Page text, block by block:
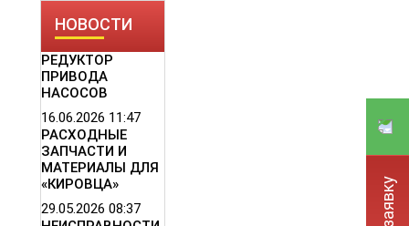
НОВОСТИ
РЕДУКТОР
ПРИВОДА
НАСОСОВ
16.06.2026 11:47
РАСХОДНЫЕ
ЗАПЧАСТИ И
МАТЕРИАЛЫ ДЛЯ
«КИРОВЦА»
29.05.2026 08:37